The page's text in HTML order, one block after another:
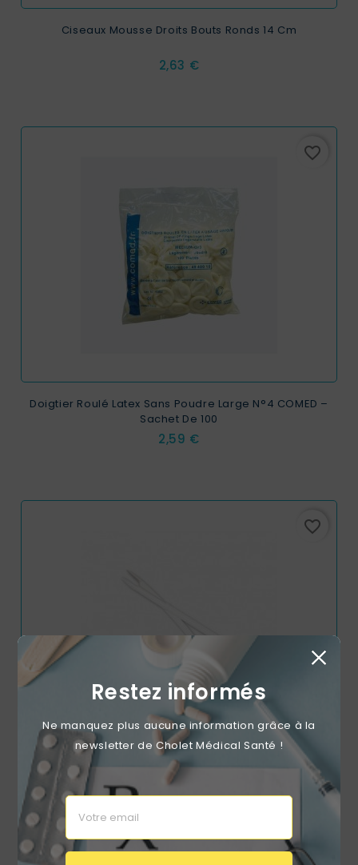
Restez informés
Ne manquez plus aucune information grâce à la
newsletter de Cholet Médical Santé !
Ciseaux Mousse Droits Bouts Ronds 14 Cm
Prix
2,63 €
favorite_border
Doigtier Roulé Latex Sans Poudre Large N°4 COMED –
Sachet De 100
Prix
2,59 €
favorite_border
Pince De Cheron Coudée Stérile À Usage Unique
Blanche